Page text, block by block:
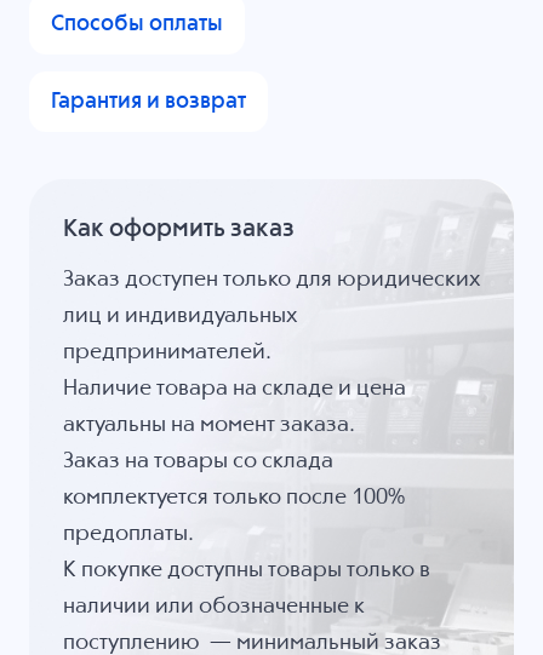
Способы оплаты
Гарантия и возврат
Как оформить заказ
Заказ доступен только для юридических
лиц и индивидуальных
предпринимателей.
Наличие товара на складе и цена
актуальны на момент заказа.
Заказ на товары со склада
комплектуется только после 100%
предоплаты.
К покупке доступны товары только в
наличии или обозначенные к
поступлению — минимальный заказ